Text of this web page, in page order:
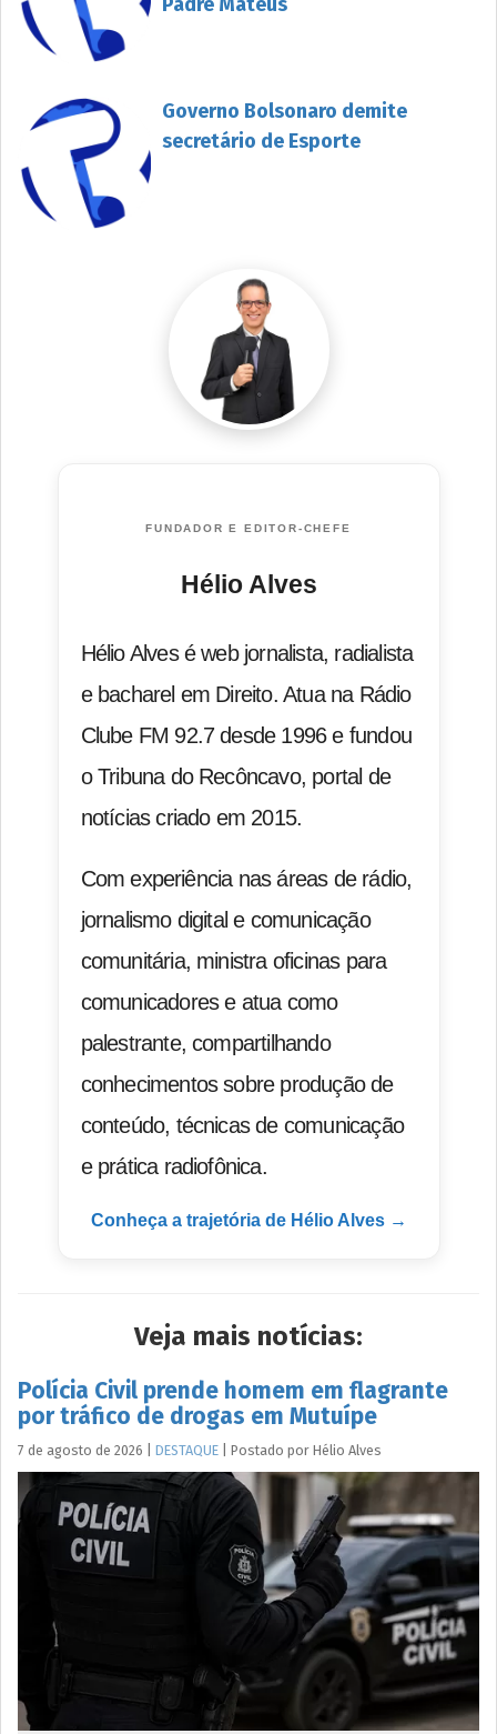
Governo Bolsonaro demite
secretário de Esporte
FUNDADOR E EDITOR-CHEFE
Hélio Alves
Hélio Alves é web jornalista, radialista
e bacharel em Direito. Atua na Rádio
Clube FM 92.7 desde 1996 e fundou
o Tribuna do Recôncavo, portal de
notícias criado em 2015.
Com experiência nas áreas de rádio,
jornalismo digital e comunicação
comunitária, ministra oficinas para
comunicadores e atua como
palestrante, compartilhando
conhecimentos sobre produção de
conteúdo, técnicas de comunicação
e prática radiofônica.
Conheça a trajetória de Hélio Alves →
Veja mais notícias:
Polícia Civil prende homem em flagrante
por tráfico de drogas em Mutuípe
7 de agosto de 2026 DESTAQUE Postado por Hélio Alves